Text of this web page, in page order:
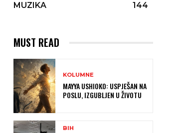
MUZIKA
144
MUST READ
KOLUMNE
MAYYA USHIOKO: USPJEŠAN NA
POSLU, IZGUBLJEN U ŽIVOTU
BIH